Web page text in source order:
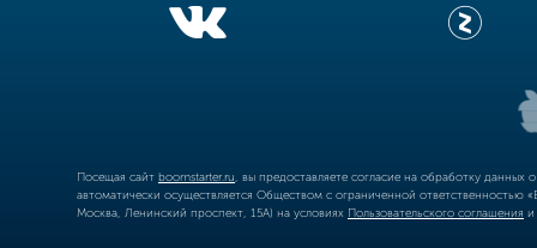
Посещая сайт boomstarter.ru , вы предоставляете согласие на обработку
автоматически осуществляется Обществом с ограниченной
Москва, Ленинский проспект, 15А) на условиях Пользовательского соглашения и